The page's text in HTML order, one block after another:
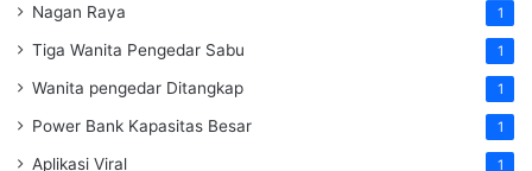
Nagan Raya 1
Tiga Wanita Pengedar Sabu 1
Wanita pengedar Ditangkap 1
Power Bank Kapasitas Besar 1
Aplikasi Viral 1